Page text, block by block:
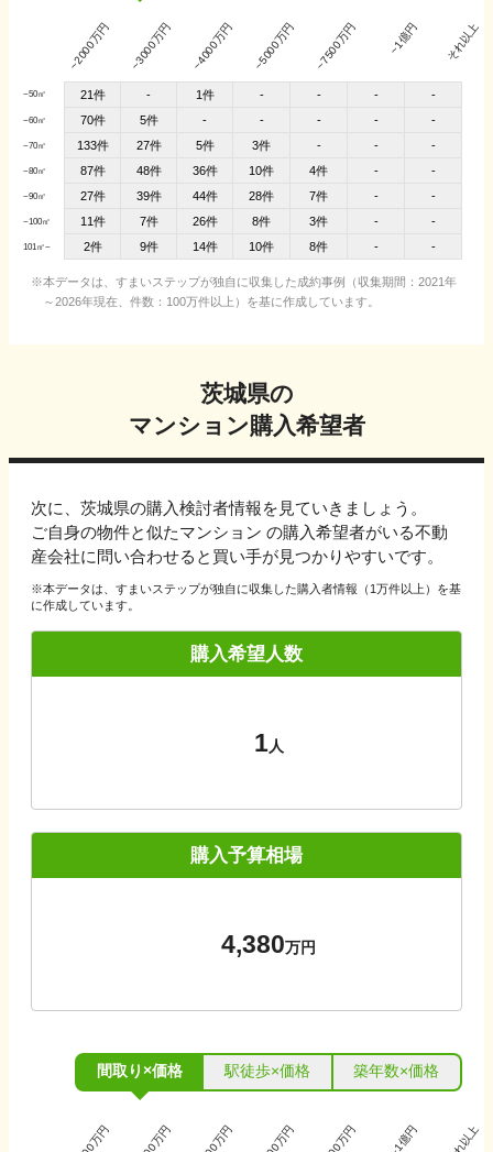
~50㎡
~60㎡
~70㎡
~80㎡
~90㎡
~100㎡
101㎡~
~2000万円 ~3000万円 ~4000万円 ~5000万円 ~7500万円 ~1億円 それ以上
21件 - 1件 - - -
-
70件
5件 - - - -
-
133件
27件 5件 3件 - -
-
87件
48件 36件 10件 4件 -
-
27件
39件 44件 28件 7件 -
-
11件
7件 26件 8件 3件 -
-
2件
9件 14件 10件 8件 - -
本データは、すまいステップが独自に収集した成約事例（収集期間：2021年
～2026年現在、件数：100万件以上）を基に作成しています。
茨城県の
マンション購入希望者
次に、 茨城県の購入検討者情報を見ていきましょう。
ご自身の物件と似たマンション の購入希望者がいる不動
産会社に問い合わせると買い手が見つかりやすいです。
※本データは、すまいステップが独自に収集した購入者情報（1万件以上）を基
に作成しています。
購入希望人数
1人
購入予算相場
4,380万円
間取り×価格 駅徒歩×価格 築年数×価格
~1億円